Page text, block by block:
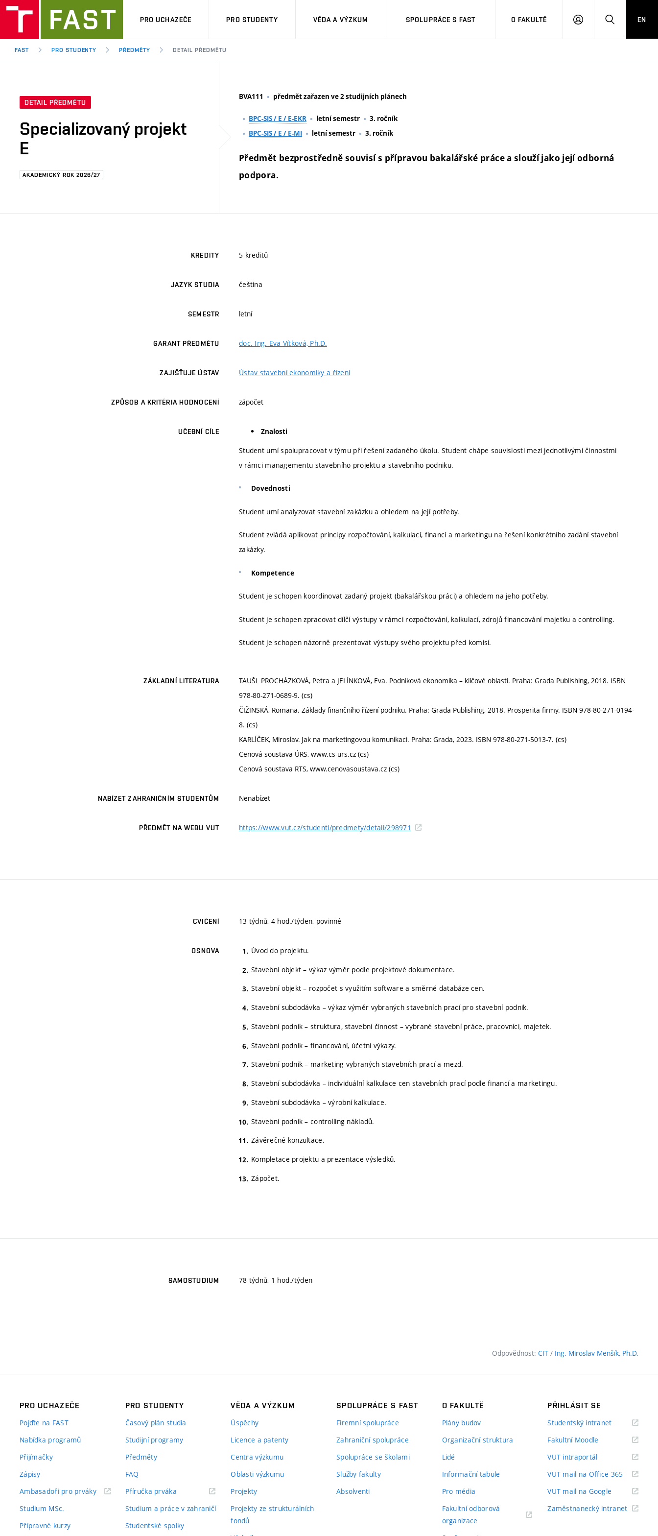
PRO UCHAZEČE PRO STUDENTY VĚDA A VÝZKUM SPOLUPRÁCE S FAST O FAKULTĚ
PŘIHLÁSITHLEDAT
EN
FAST PRO STUDENTY PŘEDMĚTY DETAIL PŘEDMĚTU
DETAIL PŘEDMĚTU
Specializovaný projekt
E
AKADEMICKÝ ROK 2026/27
BVA111 předmět zařazen ve 2 studijních plánech
BPC-SIS / E / E-EKR letní semestr
3. ročník
BPC-SIS / E / E-MI
letní semestr 3. ročník
Předmět bezprostředně souvisí s přípravou bakalářské práce a slouží jako její odborná
podpora.
KREDITY 5 kreditů
JAZYK STUDIA čeština
SEMESTR letní
GARANT PŘEDMĚTU doc. Ing. Eva Vítková, Ph.D.
ZAJIŠŤUJE ÚSTAV Ústav stavební ekonomiky a řízení
ZPŮSOB A KRITÉRIA HODNOCENÍ zápočet
UČEBNÍ CÍLE Znalosti
Student umí spolupracovat v týmu při řešení zadaného úkolu. Student chápe souvislosti mezi jednotlivými činnostmi
v rámci managementu stavebního projektu a stavebního podniku.
Dovednosti
Student umí analyzovat stavební zakázku a ohledem na její potřeby.
Student zvládá aplikovat principy rozpočtování, kalkulací, financí a marketingu na řešení konkrétního zadání stavební
zakázky.
Kompetence
Student je schopen koordinovat zadaný projekt (bakalářskou práci) a ohledem na jeho potřeby.
Student je schopen zpracovat dílčí výstupy v rámci rozpočtování, kalkulací, zdrojů financování majetku a controlling.
Student je schopen názorně prezentovat výstupy svého projektu před komisí.
ZÁKLADNÍ LITERATURA
TAUŠL PROCHÁZKOVÁ, Petra a JELÍNKOVÁ, Eva. Podniková ekonomika – klíčové oblasti. Praha: Grada Publishing, 2018. ISBN
978-80-271-0689-9. (cs)
ČIŽINSKÁ, Romana. Základy finančního řízení podniku. Praha: Grada Publishing, 2018. Prosperita firmy. ISBN 978-80-271-0194-
8. (cs)
KARLÍČEK, Miroslav. Jak na marketingovou komunikaci. Praha: Grada, 2023. ISBN 978-80-271-5013-7. (cs)
Cenová soustava ÚRS, www.cs-urs.cz (cs)
Cenová soustava RTS, www.cenovasoustava.cz (cs)
NABÍZET ZAHRANIČNÍM STUDENTŮM Nenabízet
PŘEDMĚT NA WEBU VUT https://www.vut.cz/studenti/predmety/detail/298971
CVIČENÍ 13 týdnů, 4 hod./týden, povinné
OSNOVA Úvod do projektu.
Stavební objekt – výkaz výměr podle projektové dokumentace.
Stavební objekt – rozpočet s využitím software a směrné databáze cen.
Stavební subdodávka – výkaz výměr vybraných stavebních prací pro stavební podnik.
Stavební podnik – struktura, stavební činnost – vybrané stavební práce, pracovníci, majetek.
Stavební podnik – financování, účetní výkazy.
Stavební podnik – marketing vybraných stavebních prací a mezd.
Stavební subdodávka – individuální kalkulace cen stavebních prací podle financí a marketingu.
Stavební subdodávka – výrobní kalkulace.
Stavební podnik – controlling nákladů.
Závěrečné konzultace.
Kompletace projektu a prezentace výsledků.
Zápočet.
SAMOSTUDIUM 78 týdnů, 1 hod./týden
Odpovědnost: CIT / Ing. Miroslav Menšík, Ph.D.
PRO UCHAZEČE
Pojďte na FAST
Nabídka programů
Přijímačky
Zápisy
Ambasadoři pro prváky(externí
Studium MSc.
Přípravné kurzy
PRO STUDENTY
Časový plán studia
Studijní programy
Předměty
FAQ
Příručka prváka(externí
Studium a práce v zahraničí
Studentské spolky
VĚDA A VÝZKUM
Úspěchy
Licence a patenty
Centra výzkumu
Oblasti výzkumu
Projekty
Projekty ze strukturálních
fondů
SPOLUPRÁCE S FAST
Firemní spolupráce
Zahraniční spolupráce
Spolupráce se školami
Služby fakulty
Absolventi
O FAKULTĚ
Plány budov
Organizační struktura
Lidé
Informační tabule
Pro média
Fakultní odborová
organizace
PŘIHLÁSIT SE
Studentský intranet(externí
Fakultní Moodle
VUT intraportál(externí
VUT mail na Office 365 (externí
odkaz)
VUT mail na Google (externí
Zaměstnanecký intranet(externí